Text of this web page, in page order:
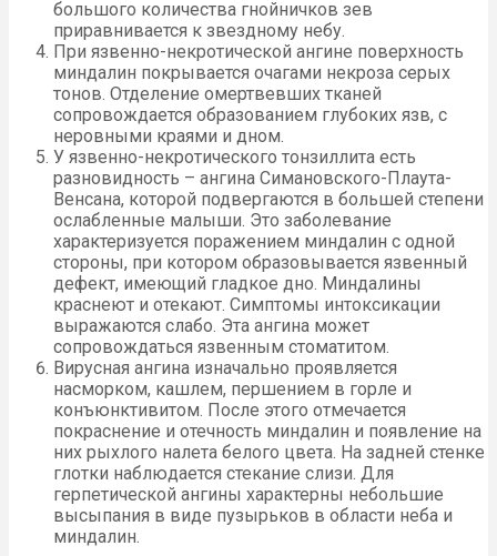
большого количества гнойничков зев
приравнивается к звездному небу.
При язвенно-некротической ангине поверхность
миндалин покрывается очагами некроза серых
тонов. Отделение омертвевших тканей
сопровождается образованием глубоких язв, с
неровными краями и дном.
У язвенно-некротического тонзиллита есть
разновидность – ангина Симановского-Плаута-
Венсана, которой подвергаются в большей степени
ослабленные малыши. Это заболевание
характеризуется поражением миндалин с одной
стороны, при котором образовывается язвенный
дефект, имеющий гладкое дно. Миндалины
краснеют и отекают. Симптомы интоксикации
выражаются слабо. Эта ангина может
сопровождаться язвенным стоматитом.
Вирусная ангина изначально проявляется
насморком, кашлем, першением в горле и
конъюнктивитом. После этого отмечается
покраснение и отечность миндалин и появление на
них рыхлого налета белого цвета. На задней стенке
глотки наблюдается стекание слизи. Для
герпетической ангины характерны небольшие
высыпания в виде пузырьков в области неба и
миндалин.